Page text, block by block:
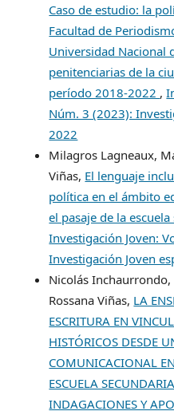
Caso de estudio: la
Facultad de
Universidad Nacional
penitenciarias de la
período 2018-2022 ,
Núm. 3 (2023):
2022
Milagros Lagneaux,
Viñas, El lenguaje
política en el ámbito
el pasaje de la
Investigación Joven:
Investigación Joven
Nicolás
Rossana Viñas, LA
ESCRITURA EN
HISTÓRICOS DESDE
COMUNICACIONAL
ESCUELA
INDAGACIONES Y